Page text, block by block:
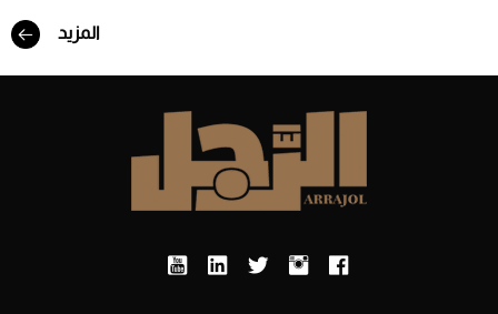
أفضل تدريج للشعر الطويل لإطلالة جريئة وعصرية
المزيد